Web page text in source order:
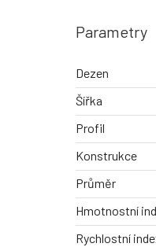
Parametry
Dezen
Šířka
Profil
Konstrukce
Průměr
Hmotnostní
Rychlostní